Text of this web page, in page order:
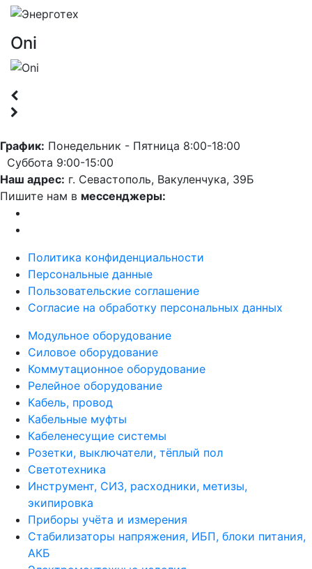
Oni
График: Понедельник - Пятница 8:00-18:00
Суббота 9:00-15:00
Наш адрес: г. Севастополь, Вакуленчука, 39Б
Пишите нам в мессенджеры:
Политика конфиденциальности
Персональные данные
Пользовательские соглашение
Согласие на обработку персональных данных
Модульное оборудование
Силовое оборудование
Коммутационное оборудование
Релейное оборудование
Кабель, провод
Кабельные муфты
Кабеленесущие системы
Розетки, выключатели, тёплый пол
Светотехника
Инструмент, СИЗ, расходники, метизы,
экипировка
Приборы учёта и измерения
Стабилизаторы напряжения, ИБП, блоки питания,
АКБ